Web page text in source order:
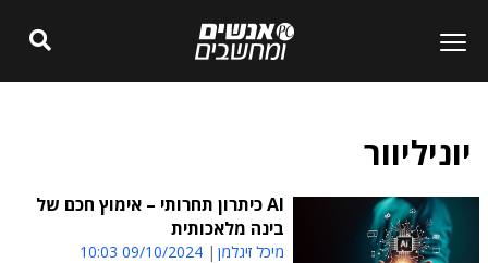
יוניליוור
AI כיתרון תחרותי – אימוץ חכם של
בינה מלאכותית
מיכל זיגלמן 09/10/2024 10:03